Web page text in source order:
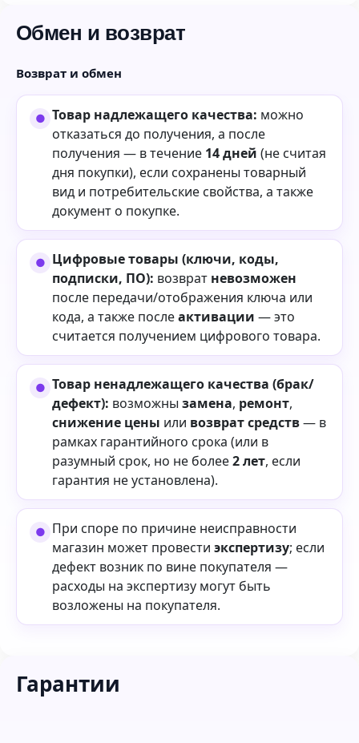
Обмен и возврат
Возврат и обмен
Товар надлежащего качества: можно
отказаться до получения, а после
получения — в течение 14 дней (не считая
дня покупки), если сохранены товарный
вид и потребительские свойства, а также
документ о покупке.
Цифровые товары (ключи, коды,
подписки, ПО): возврат невозможен
после передачи/отображения ключа или
кода, а также послеактивации — это
считается получением цифрового товара.
Товар ненадлежащего качества (брак/
дефект): возможны замена, ремонт,
снижение цены или возврат средств— в
рамках гарантийного срока (или в
разумный срок, но не более2 лет, если
гарантия не установлена).
При споре по причине неисправности
магазин может провести экспертизу; если
дефект возник по вине покупателя —
расходы на экспертизу могут быть
возложены на покупателя.
Гарантии